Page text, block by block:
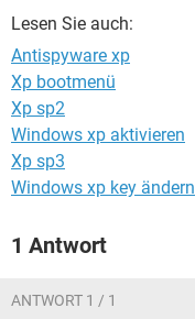
Lesen Sie auch:
Antispyware xp
Xp bootmenü
Xp sp2
Windows xp aktivieren
Xp sp3
Windows xp key ändern
1 Antwort
ANTWORT 1 / 1